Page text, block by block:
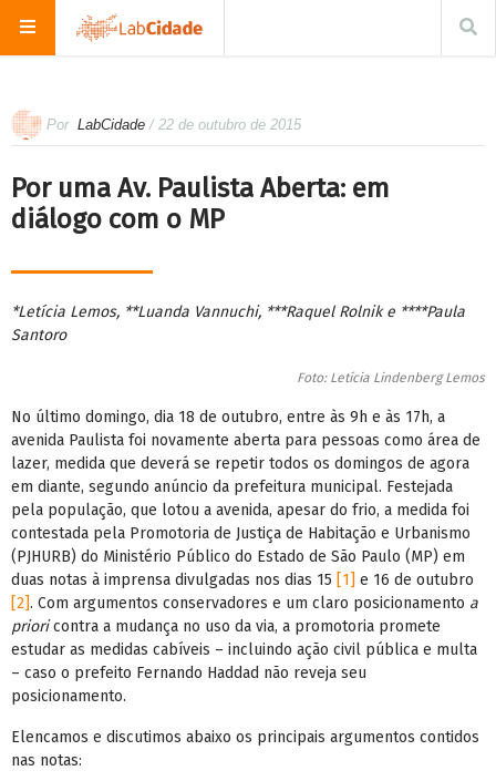
Por LabCidade / 22 de outubro de 2015
Por uma Av. Paulista Aberta: em
diálogo com o MP
*Letícia Lemos, **Luanda Vannuchi, ***Raquel Rolnik e ****Paula
Santoro
Foto: Letícia Lindenberg Lemos
No último domingo, dia 18 de outubro, entre às 9h e às 17h, a
avenida Paulista foi novamente aberta para pessoas como área de
lazer, medida que deverá se repetir todos os domingos de agora
em diante, segundo anúncio da prefeitura municipal. Festejada
pela população, que lotou a avenida, apesar do frio, a medida foi
contestada pela Promotoria de Justiça de Habitação e Urbanismo
(PJHURB) do Ministério Público do Estado de São Paulo (MP) em
duas notas à imprensa divulgadas nos dias 15 [1] e 16 de outubro
[2]. Com argumentos conservadores e um claro posicionamento a
prioricontra a mudança no uso da via, a promotoria promete
estudar as medidas cabíveis – incluindo ação civil pública e multa
– caso o prefeito Fernando Haddad não reveja seu
posicionamento.
Elencamos e discutimos abaixo os principais argumentos contidos
nas notas: